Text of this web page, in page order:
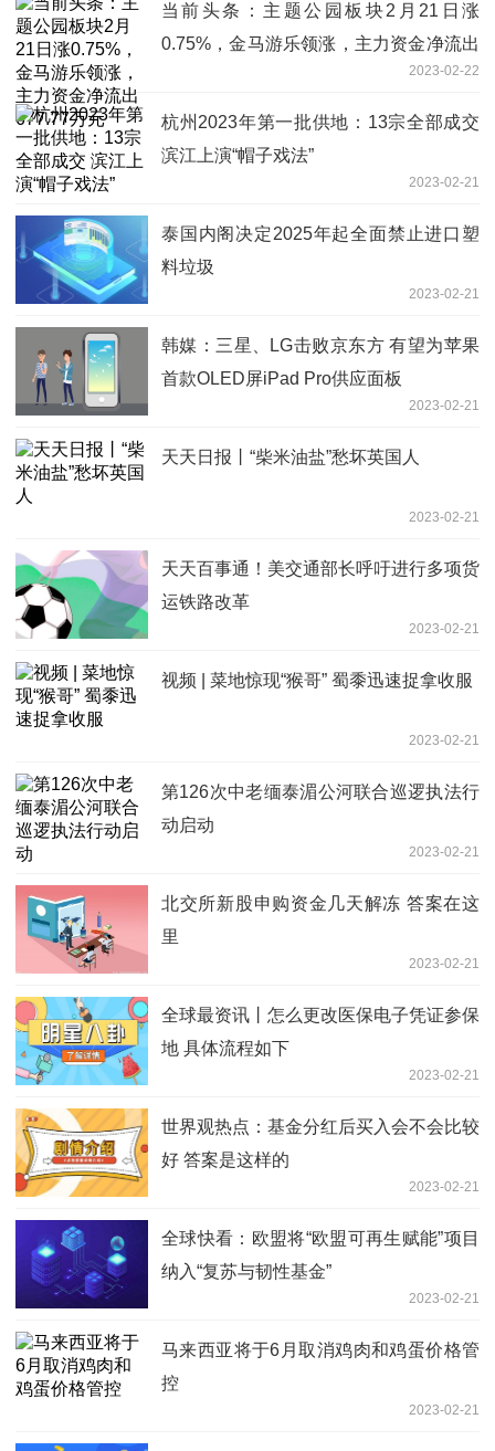
当前头条：主题公园板块2月21日涨
0.75%，金马游乐领涨，主力资金净流出
2023-02-22
杭州2023年第一批供地：13宗全部成交
滨江上演“帽子戏法”
2023-02-21
泰国内阁决定2025年起全面禁止进口塑
料垃圾
2023-02-21
韩媒：三星、LG击败京东方 有望为苹果
首款OLED屏iPad Pro供应面板
2023-02-21
天天日报丨“柴米油盐”愁坏英国人
2023-02-21
天天百事通！美交通部长呼吁进行多项货
运铁路改革
2023-02-21
视频 | 菜地惊现“猴哥” 蜀黍迅速捉拿收服
2023-02-21
第126次中老缅泰湄公河联合巡逻执法行
动启动
2023-02-21
北交所新股申购资金几天解冻 答案在这
里
2023-02-21
全球最资讯丨怎么更改医保电子凭证参保
地 具体流程如下
2023-02-21
世界观热点：基金分红后买入会不会比较
好 答案是这样的
2023-02-21
全球快看：欧盟将“欧盟可再生赋能”项目
纳入“复苏与韧性基金”
2023-02-21
马来西亚将于6月取消鸡肉和鸡蛋价格管
控
2023-02-21